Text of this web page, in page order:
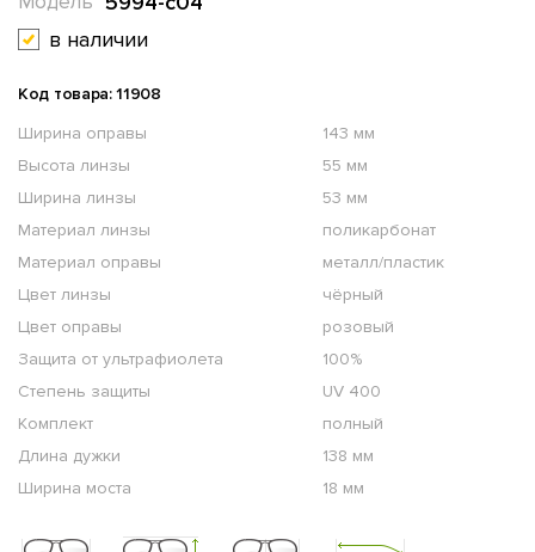
в наличии
Код товара: 11908
Ширина оправы
143 мм
Высота линзы
55 мм
Ширина линзы
53 мм
Материал линзы
поликарбонат
Материал оправы
металл/пластик
Цвет линзы
чёрный
Цвет оправы
розовый
Защита от ультрафиолета
100%
Степень защиты
UV 400
Комплект
полный
Длина дужки
138 мм
Ширина моста
18 мм